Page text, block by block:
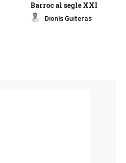
Barroc al segle XXI
Dionís Guiteras